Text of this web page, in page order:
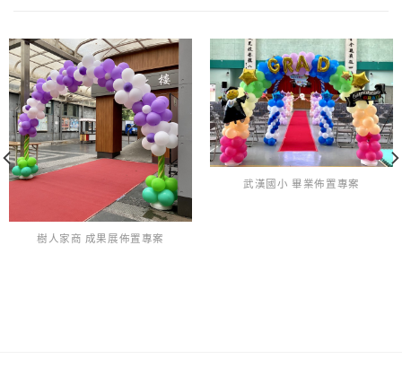
樹人家商 成果展佈置專案
武漢國小 畢業佈置專案